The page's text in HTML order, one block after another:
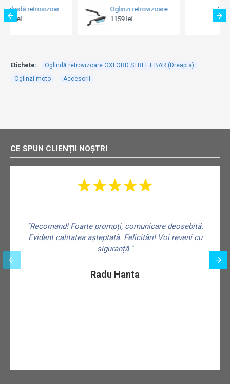
Oglinzi retrovizoare stealth - Barracuda Skin Air Racing
lei
Oglindă retrovizoare OXFORD Chrome (Dreapta)
89 lei
259
Etichete:
Oglindă retrovizoare OXFORD STREET BAR (Dreapta)
Oglinzi moto
Accesorii
CE SPUN CLIENȚII NOȘTRI
"Recomand! Foarte prompți, comunicare deosebită.
Evident calitatea așteptată. Felicitări! Voi reveni cu
siguranță."
Radu Hanta